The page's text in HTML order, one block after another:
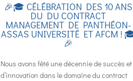
🎉🎓 CÉLÉBRATION DES 10 ANS
DU DU CONTRACT
MANAGEMENT DE PANTHÉON-
ASSAS UNIVERSITÉ ET AFCM !
🎉
Nous avons fêté une décennie de succès et
d’innovation dans le domaine du contract